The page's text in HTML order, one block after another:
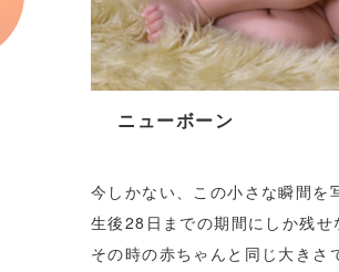
ニューボーン
今しかない、この小さな瞬間を
生後28日までの期間にしか残せ
その時の赤ちゃんと同じ大きさ